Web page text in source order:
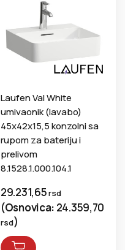
Laufen Val White
umivaonik (lavabo)
45x42x15,5 konzolni sa
rupom za bateriju i
prelivom
8.1528.1.000.104.1
29.231,65rsd
(Osnovica: 24.359,70
rsd)